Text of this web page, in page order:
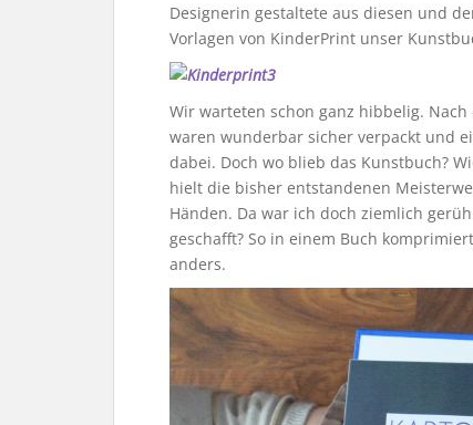
Designerin gestaltete aus diesen und
Vorlagen von KinderPrint unser
Wir warteten schon ganz hibbelig.
waren wunderbar sicher verpackt und
dabei. Doch wo blieb das Kunstbuch?
hielt die bisher entstandenen
Händen. Da war ich doch ziemlich
geschafft? So in einem Buch
anders.